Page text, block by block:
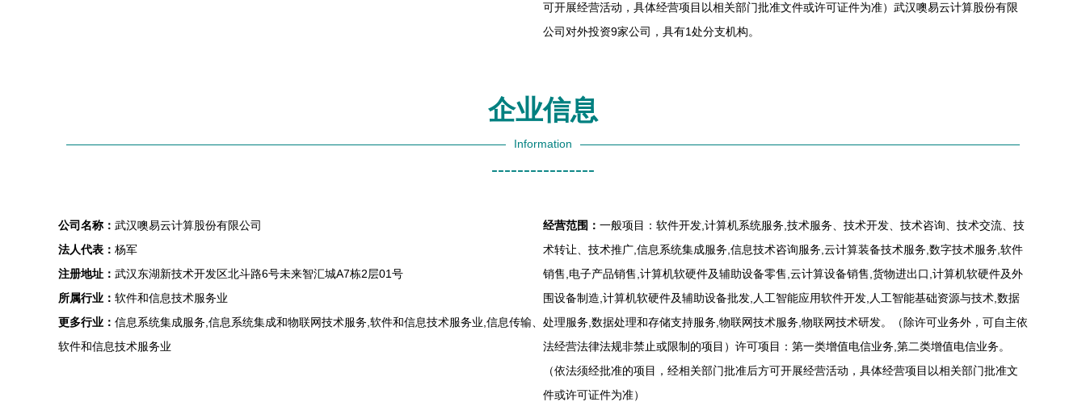
可开展经营活动，具体经营项目以相关部门批准文件或许可证件为准）武汉噢易云计算股份有限
公司对外投资9家公司，具有1处分支机构。
企业信息
Information
----------------
公司名称： 武汉噢易云计算股份有限公司
法人代表： 杨军
注册地址： 武汉东湖新技术开发区北斗路6号未来智汇城A7栋2层01号
所属行业： 软件和信息技术服务业
更多行业： 信息系统集成服务,信息系统集成和物联网技术服务,软件和信息技术服务业,信息传输、
软件和信息技术服务业
经营范围： 一般项目：软件开发,计算机系统服务,技术服务、技术开发、技术咨询、技术交流、技
术转让、技术推广,信息系统集成服务,信息技术咨询服务,云计算装备技术服务,数字技术服务,软件
销售,电子产品销售,计算机软硬件及辅助设备零售,云计算设备销售,货物进出口,计算机软硬件及外
围设备制造,计算机软硬件及辅助设备批发,人工智能应用软件开发,人工智能基础资源与技术,数据
处理服务,数据处理和存储支持服务,物联网技术服务,物联网技术研发。（除许可业务外，可自主依
法经营法律法规非禁止或限制的项目）许可项目：第一类增值电信业务,第二类增值电信业务。
（依法须经批准的项目，经相关部门批准后方可开展经营活动，具体经营项目以相关部门批准文
件或许可证件为准）